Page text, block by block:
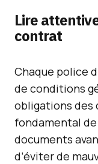
Lire
contrat
Chaque police
de conditions
obligations des
fondamental
documents
d’éviter de